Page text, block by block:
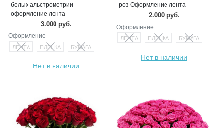
белых альстрометрии
оформление лента
3.000 руб.
Оформление
ЛЕНТА ПЛЕНКА БУМАГА
Нет в наличии
роз Оформление лента
2.000 руб.
Оформление
ЛЕНТА ПЛЕНКА БУМАГА
Нет в наличии